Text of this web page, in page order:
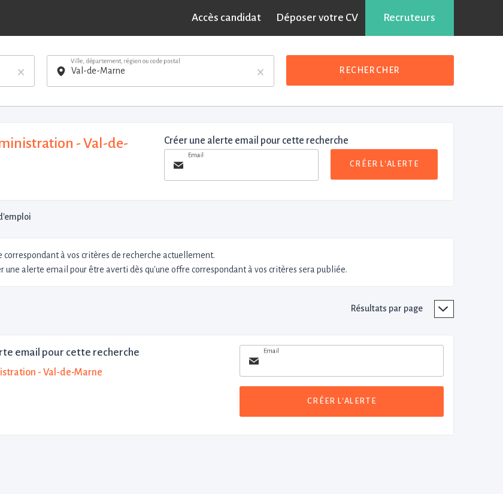
Accès candidat Déposer votre CV Recruteurs
× ×
Ville, département, région ou code postal
RECHERCHER
- Val-de-
Créer une alerte email pour cette recherche
Email
CRÉER L'ALERTE
correspondant à vos critères de recherche actuellement.
une alerte email pour être averti dès qu'une offre correspondant à vos critères sera publiée.
Résultats par page
email pour cette recherche
- Val-de-Marne
Email
CRÉER L'ALERTE